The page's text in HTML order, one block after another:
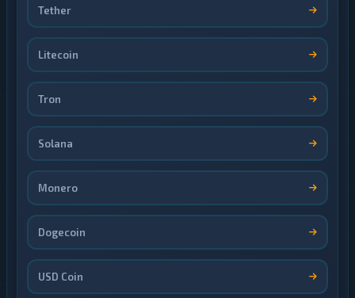
Tether
Litecoin
Tron
Solana
Monero
Dogecoin
USD Coin